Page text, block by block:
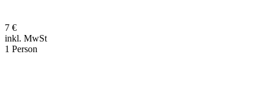
7 €
inkl. MwSt
1 Person